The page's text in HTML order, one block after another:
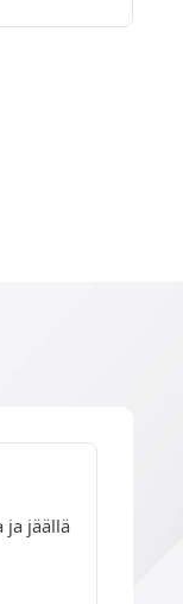
ja jäällä